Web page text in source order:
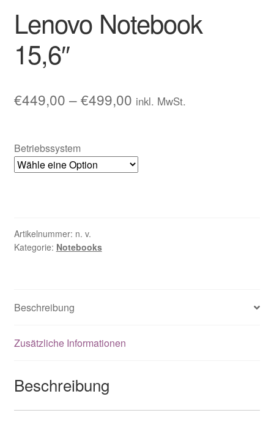
Lenovo Notebook
15,6″
€449,00 –€499,00 inkl. MwSt.
Betriebssystem
Artikelnummer: n. v.
Kategorie: Notebooks
Beschreibung
Zusätzliche Informationen
Beschreibung